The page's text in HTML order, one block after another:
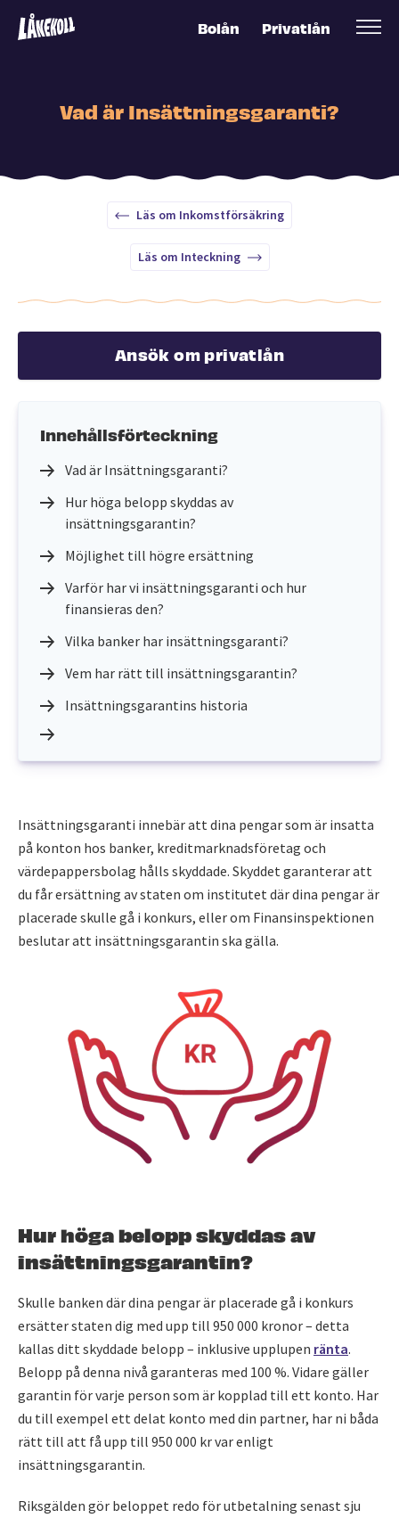
Bolån Privatlån
Vad är Insättningsgaranti?
Läs om Inkomstförsäkring
Läs om Inteckning
Ansök om privatlån
Innehållsförteckning
Vad är Insättningsgaranti?
Hur höga belopp skyddas av
insättningsgarantin?
Möjlighet till högre ersättning
Varför har vi insättningsgaranti och hur
finansieras den?
Vilka banker har insättningsgaranti?
Vem har rätt till insättningsgarantin?
Insättningsgarantins historia
Insättningsgaranti innebär att dina pengar som är insatta
på konton hos banker, kreditmarknadsföretag och
värdepappersbolag hålls skyddade. Skyddet garanterar att
du får ersättning av staten om institutet där dina pengar är
placerade skulle gå i konkurs, eller om Finansinspektionen
beslutar att insättningsgarantin ska gälla.
Hur höga belopp skyddas av
insättningsgarantin?
Skulle banken där dina pengar är placerade gå i konkurs
ersätter staten dig med upp till 950 000 kronor – detta
kallas ditt skyddade belopp – inklusive upplupen ränta.
Belopp på denna nivå garanteras med 100 %. Vidare gäller
garantin för varje person som är kopplad till ett konto. Har
du till exempel ett delat konto med din partner, har ni båda
rätt till att få upp till 950 000 kr var enligt
insättningsgarantin.
Riksgälden gör beloppet redo för utbetalning senast sju